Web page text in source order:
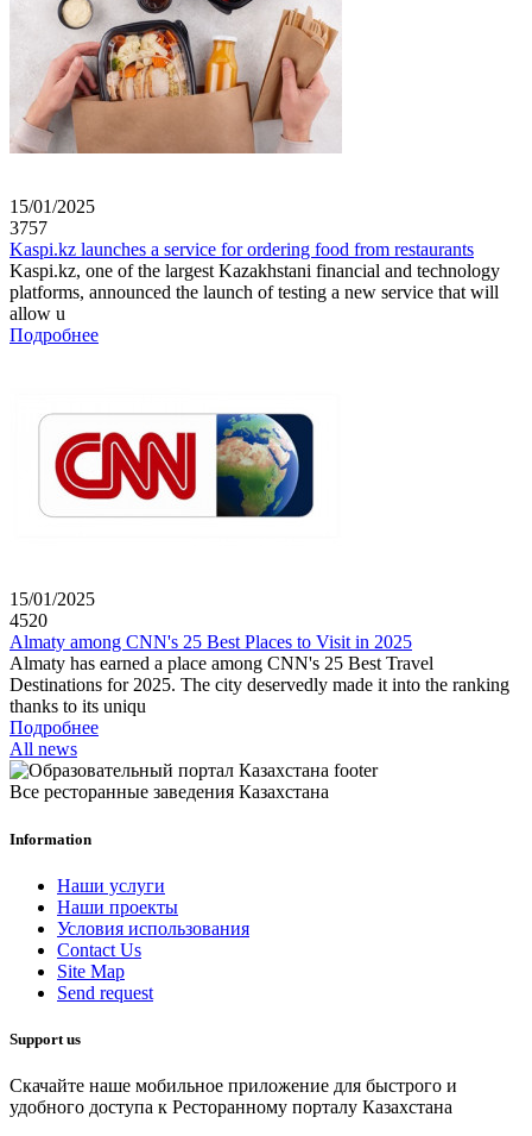
15/01/2025
3757
Kaspi.kz launches a service for ordering food from restaurants
Kaspi.kz, one of the largest Kazakhstani financial and technology
platforms, announced the launch of testing a new service that will
allow u
Подробнее
15/01/2025
4520
Almaty among CNN's 25 Best Places to Visit in 2025
Almaty has earned a place among CNN's 25 Best Travel
Destinations for 2025. The city deservedly made it into the ranking
thanks to its uniqu
Подробнее
All news
Все ресторанные заведения Казахстана
Information
Наши услуги
Наши проекты
Условия использования
Contact Us
Site Map
Send request
Support us
Скачайте наше мобильное приложение для быстрого и
удобного доступа к Ресторанному порталу Казахстана